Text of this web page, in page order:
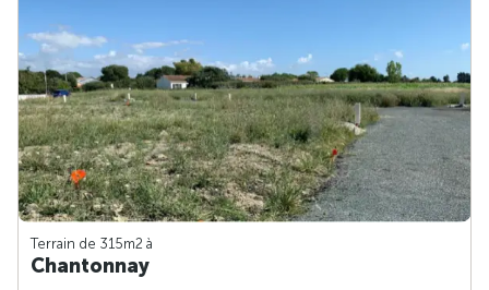
Terrain de 315m2 à
Chantonnay